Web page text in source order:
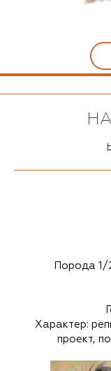
Порода 1/
Характер:
проект,